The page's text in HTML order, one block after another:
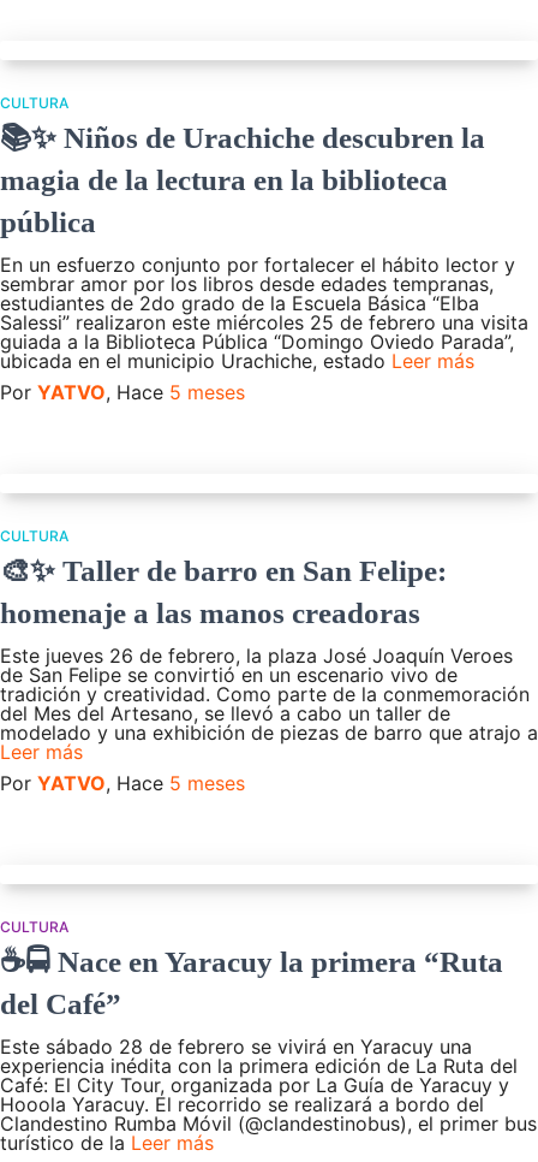
CULTURA
📚✨ Niños de Urachiche descubren la
magia de la lectura en la biblioteca
pública
En un esfuerzo conjunto por fortalecer el hábito lector y
sembrar amor por los libros desde edades tempranas,
estudiantes de 2do grado de la Escuela Básica “Elba
Salessi” realizaron este miércoles 25 de febrero una visita
guiada a la Biblioteca Pública “Domingo Oviedo Parada”,
ubicada en el municipio Urachiche, estado Leer más
Por YATVO, Hace 5 meses
CULTURA
🎨✨ Taller de barro en San Felipe:
homenaje a las manos creadoras
Este jueves 26 de febrero, la plaza José Joaquín Veroes
de San Felipe se convirtió en un escenario vivo de
tradición y creatividad. Como parte de la conmemoración
del Mes del Artesano, se llevó a cabo un taller de
modelado y una exhibición de piezas de barro que atrajo a
Leer más
Por YATVO, Hace 5 meses
CULTURA
☕🚍 Nace en Yaracuy la primera “Ruta
del Café”
Este sábado 28 de febrero se vivirá en Yaracuy una
experiencia inédita con la primera edición de La Ruta del
Café: El City Tour, organizada por La Guía de Yaracuy y
Hooola Yaracuy. El recorrido se realizará a bordo del
Clandestino Rumba Móvil (@clandestinobus), el primer bus
turístico de la Leer más